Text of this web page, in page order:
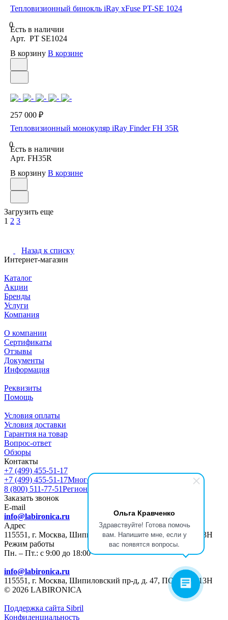
Ольга Кравченко
Здравствуйте! Готова помочь
вам. Напишите мне, если у
вас появятся вопросы.
Тепловизионный бинокль iRay xFuse PT-SE 1024
0
Есть в наличии
Арт. PT SE1024
В корзину В корзине
257 000 ₽
Тепловизионный монокуляр iRay Finder FH 35R
0
Есть в наличии
Арт. FH35R
В корзину В корзине
Загрузить еще
1 2 3
Назад к списку
Интернет-магазин
Каталог
Акции
Бренды
Услуги
Компания
О компании
Сертификаты
Отзывы
Документы
Информация
Реквизиты
Помощь
Условия оплаты
Условия доставки
Гарантия на товар
Вопрос-ответ
Обзоры
Контакты
+7 (499) 455-51-17
+7 (499) 455-51-17Многоканальный
8 (800) 511-77-51Регионы РФ
Заказать звонок
E-mail
info@labironica.ru
Адрес
115551, г. Москва, Шипиловский пр-д, д. 47, ПОМЕЩ. 13Н
Режим работы
Пн. – Пт.: с 9:00 до 18:00
info@labironica.ru
115551, г. Москва, Шипиловский пр-д, д. 47, ПОМЕЩ. 13Н
© 2026 LABIRONICA
Поддержка сайта Sibril
Конфиденциальность